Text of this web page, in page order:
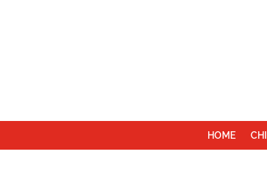
HOME